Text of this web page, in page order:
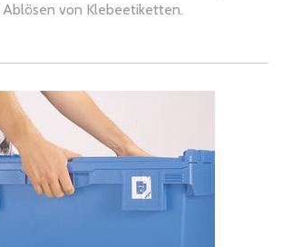
Ablösen von Klebeetiketten.